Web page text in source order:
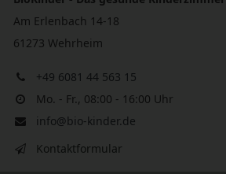
Am Erlenbach 14-18
61273 Wehrheim
+49 6081 44 563 15
Mo. - Fr., 08:00 - 16:00 Uhr
info@bio-kinder.de
Kontaktformular